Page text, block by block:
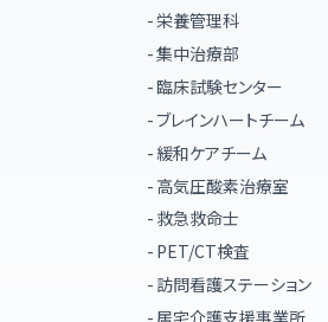
栄養管理科
集中治療部
臨床試験センター
ブレインハートチーム
緩和ケアチーム
高気圧酸素治療室
救急救命士
PET/CT検査
訪問看護ステーション